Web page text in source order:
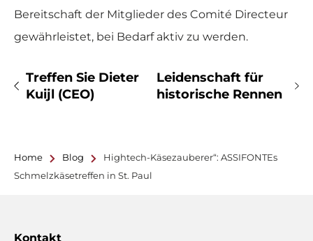
Bereitschaft der Mitglieder des Comité Directeur
gewährleistet, bei Bedarf aktiv zu werden.
Treffen Sie Dieter
Kuijl (CEO)
Leidenschaft für
historische Rennen
Home Blog
Hightech-Käsezauberer“: ASSIFONTEs
Schmelzkäsetreffen in St. Paul
Kontakt